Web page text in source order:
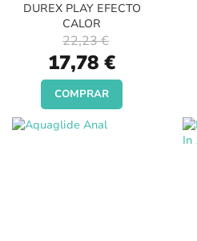
DUREX PLAY EFECTO
CALOR
Special
Price
17,78 €
22,23 €
COMPRAR